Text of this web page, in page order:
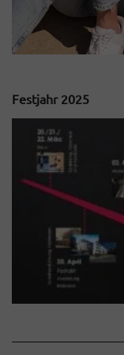
Festjahr 2025